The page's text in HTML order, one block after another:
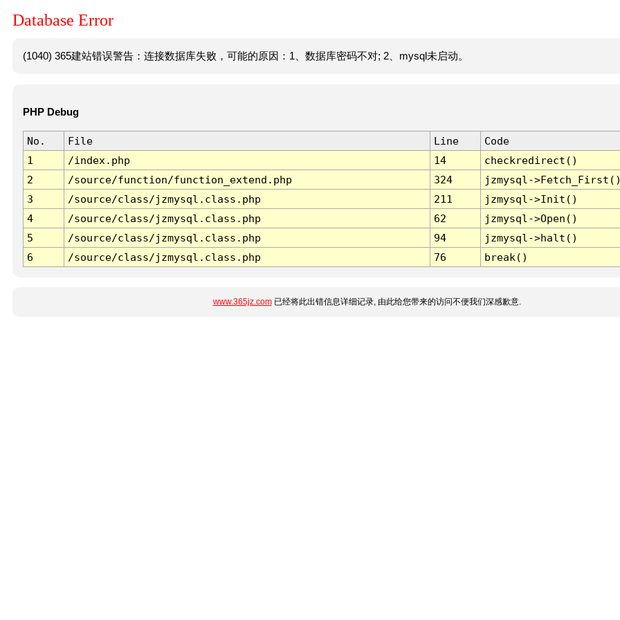
Database Error
(1040) 365建站错误警告：连接数据库失败，可能的原因：1、数据库密码不对; 2、mysql未启动。
PHP Debug
No. File Line
Code
1
/index.php 14
checkredirect()
2
/source/function/function_extend.php 324
jzmysql-
3
/source/class/jzmysql.class.php 211
jzmysql->Init()
4
/source/class/jzmysql.class.php 62
jzmysql->Open()
5
/source/class/jzmysql.class.php 94
jzmysql->halt()
6
/source/class/jzmysql.class.php 76 break()
www.365jz.com已经将此出错信息详细记录, 由此给您带来的访问不便我们深感歉意.